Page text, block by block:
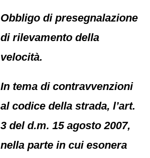
Obbligo di presegnalazione
di rilevamento della
velocità.
In tema di contravvenzioni
al codice della strada, l’art.
3 del d.m. 15 agosto 2007,
nella parte in cui esonera